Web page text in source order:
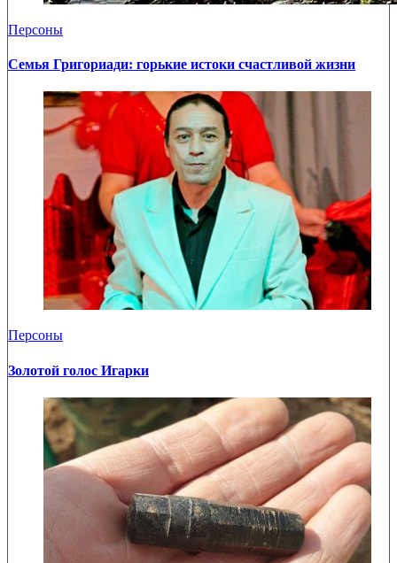
Персоны
Семья Григориади: горькие истоки счастливой жизни
Персоны
Золотой голос Игарки